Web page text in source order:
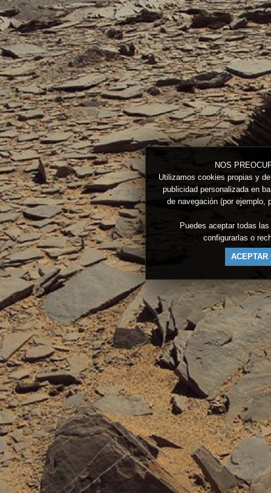
NOS
Utilizamos cookies propias y
publicidad personalizada en
de navegación (por
Puedes aceptar todas
configurarlas o
ACEPTAR